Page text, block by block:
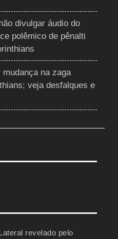
divulgar áudio do
polêmico de pênalti
mudança na zaga
veja desfalques e
revelado pelo